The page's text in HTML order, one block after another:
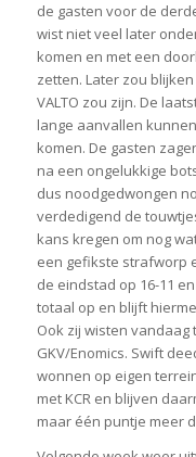
de gasten voor de
wist niet veel later
komen en met een
zetten. Later zou
VALTO zou zijn. De
lange aanvallen
komen. De gasten
na een ongelukkige
dus noodgedwongen
verdedigend de
kans kregen om nog
een gefikste strafworp
de eindstad op 16-11
totaal op en blijft
Ook zij wisten vandaag
GKV/Enomics. Swift
wonnen op eigen
met KCR en blijven
maar één puntje meer